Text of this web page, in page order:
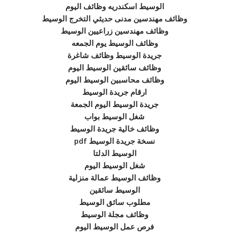
الوسيط اسكندريه وظائف اليوم
وظائف مهندسين مدنى حديثي التخرج الوسيط
وظائف مهندسين زراعيين الوسيط
وظائف الوسيط يوم الجمعه
جريدة الوسيط وظائف شاغرة
وظائف سائقين الوسيط اليوم
وظائف محاسبين الوسيط اليوم
ارقام جريدة الوسيط
جريدة الوسيط اليوم الجمعة
شغل الوسيط بواب
وظائف خالية جريدة الوسيط
نسخة جريدة الوسيط pdf
الوسيط الدلتا
شغل الوسيط اليوم
وظائف الوسيط عمالة منزلية
الوسيط سائقين
مطلوب سائق الوسيط
وظائف مجلة الوسيط
فرص عمل الوسيط اليوم